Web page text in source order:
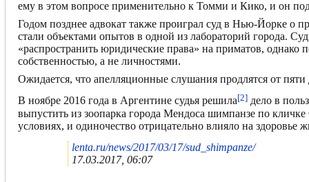
ему в этом вопросе применительно к Томми и Кико, и он
Годом позднее адвокат также проиграл суд в Нью-Йорке о
стали объектами опытов в одной из лабораторий города.
«распространить юридические права» на приматов,
собственностью, а не личностями.
Ожидается, что апелляционные слушания продлятся от пяти
В ноябре 2016 года в Аргентине судья решила[2] дело в
выпустить из зоопарка города Мендоса шимпанзе по
условиях, и одиночество отрицательно влияло на здоровье
lenta.ru/news/2017/03/17/sud_shimpanze/
17.03.2017, 06:07